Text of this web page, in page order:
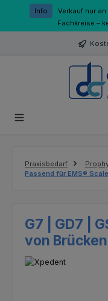
Zum Hauptinhalt springen
Info
Verkauf nur
Fachkreise –
Praxisbedarf
Passend für EMS®
G7 | GD7 |
von Brücken